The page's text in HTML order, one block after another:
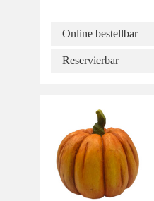
Online bestellbar
Reservierbar